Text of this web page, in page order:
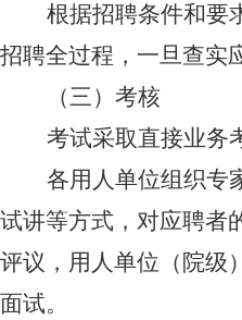
根据招聘条件和要
招聘全过程，一旦查实
（三）考核
考试采取直接业务
各用人单位组织专
试讲等方式，对应聘者
评议，用人单位（院级
面试。